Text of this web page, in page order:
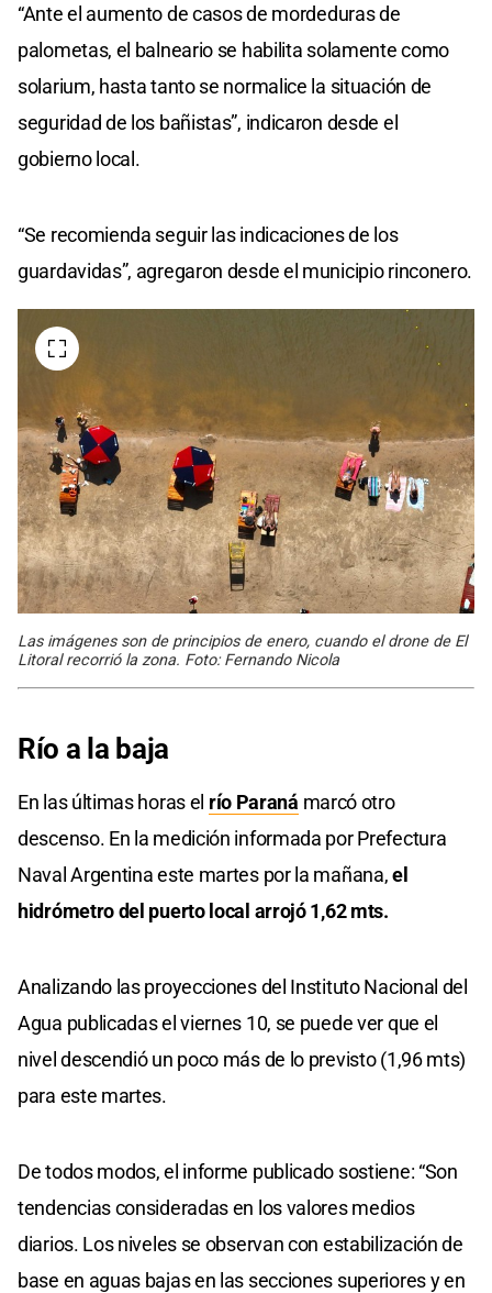
“Ante el aumento de casos de mordeduras de
palometas, el balneario se habilita solamente como
solarium, hasta tanto se normalice la situación de
seguridad de los bañistas”, indicaron desde el
gobierno local.
“Se recomienda seguir las indicaciones de los
guardavidas”, agregaron desde el municipio rinconero.
Las imágenes son de principios de enero, cuando el drone de El
Litoral recorrió la zona. Foto: Fernando Nicola
Río a la baja
En las últimas horas el río Paraná marcó otro
descenso. En la medición informada por Prefectura
Naval Argentina este martes por la mañana,el
hidrómetro del puerto local arrojó 1,62 mts.
Analizando las proyecciones del Instituto Nacional del
Agua publicadas el viernes 10, se puede ver que el
nivel descendió un poco más de lo previsto (1,96 mts)
para este martes.
De todos modos, el informe publicado sostiene: “Son
tendencias consideradas en los valores medios
diarios. Los niveles se observan con estabilización de
base en aguas bajas en las secciones superiores y en